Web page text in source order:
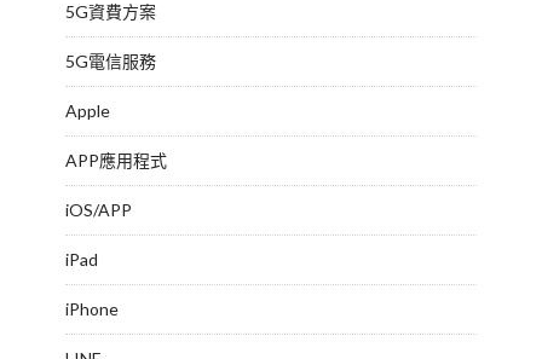
5G資費方案
5G電信服務
Apple
APP應用程式
iOS/APP
iPad
iPhone